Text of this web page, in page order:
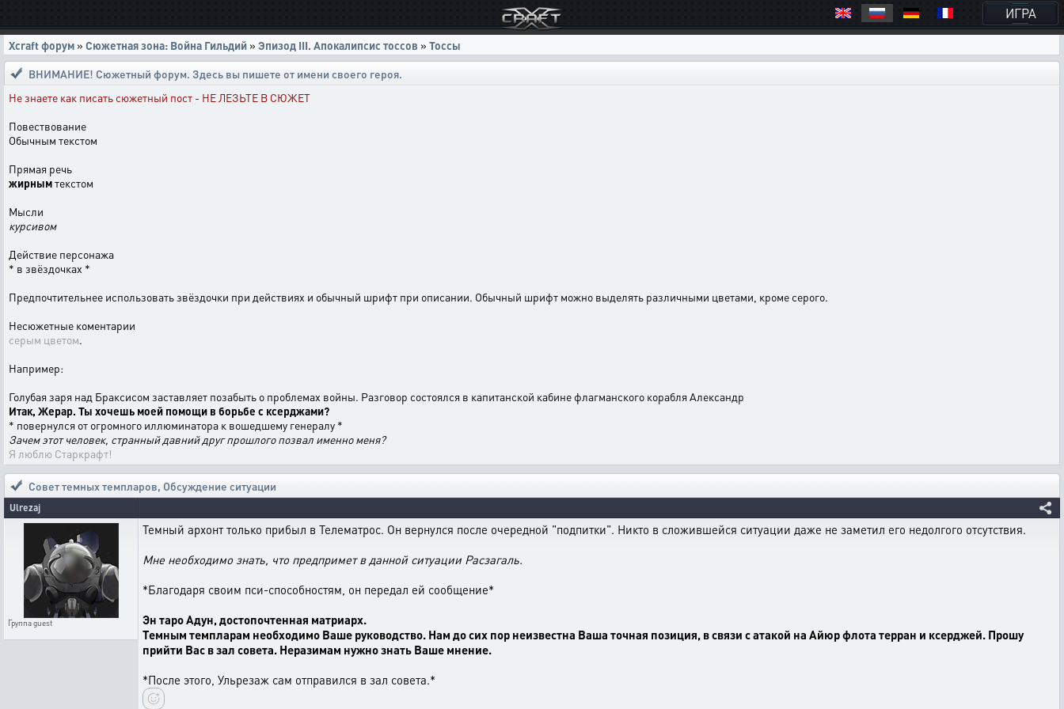
ИГРА
Xcraft форум » Сюжетная зона: Война Гильдий » Эпизод III. Апокалипсис тоссов » Тоссы
ВНИМАНИЕ! Сюжетный форум. Здесь вы пишете от имени своего героя.
Не знаете как писать сюжетный пост - НЕ ЛЕЗЬТЕ В СЮЖЕТ
Повествование
Обычным текстом
Прямая речь
жирнымтекстом
Мысли
курсивом
Действие персонажа
* в звёздочках *
Предпочтительнее использовать звёздочки при действиях и обычный шрифт при описании. Обычный шрифт можно выделять различными цветами, кроме серого.
Несюжетные коментарии
серым цветом.
Например:
Голубая заря над Браксисом заставляет позабыть о проблемах войны. Разговор состоялся в капитанской кабине флагманского корабля Александр
Итак, Жерар. Ты хочешь моей помощи в борьбе с ксерджами?
* повернулся от огромного иллюминатора к вошедшему генералу *
Зачем этот человек, странный давний друг прошлого позвал именно меня?
Я люблю Старкрафт!
Совет темных темпларов, Обсуждение ситуации
Ulrezaj
Группаguest
Темный архонт только прибыл в Телематрос. Он вернулся после очередной "подпитки". Никто в сложившейся ситуации даже не заметил его недолгого отсутствия.
Мне необходимо знать, что предпримет в данной ситуации Расзагаль.
*Благодаря своим пси-способностям, он передал ей сообщение*
Эн таро Адун, достопочтенная матриарх.
Темным темпларам необходимо Ваше руководство. Нам до сих пор неизвестна Ваша точная позиция, в связи с атакой на Айюр флота терран и ксерджей. Прошу
прийти Вас в зал совета. Неразимам нужно знать Ваше мнение.
*После этого, Ульрезаж сам отправился в зал совета.*